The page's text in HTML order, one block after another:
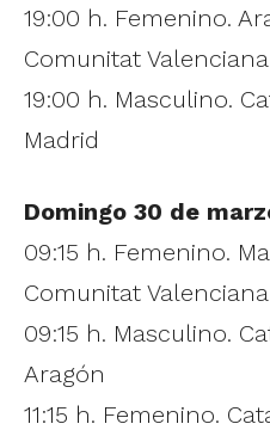
19:00 h. Femenino.
Comunitat Valenciana
19:00 h. Masculino.
Madrid
Domingo 30 de
09:15 h. Femenino.
Comunitat Valenciana
09:15 h. Masculino.
Aragón
11:15 h. Femenino.